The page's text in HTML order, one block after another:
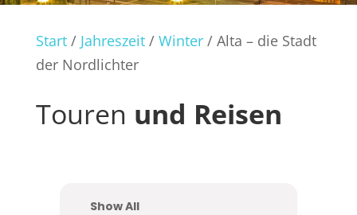
Start/ Jahreszeit/ Winter/ Alta – die Stadt
der Nordlichter
Touren und Reisen
Show All